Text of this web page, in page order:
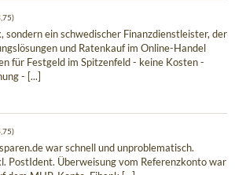
sondern ein schwedischer Finanzdienstleister, der
und Ratenkauf im Online-Handel
für Festgeld im Spitzenfeld - keine Kosten -
- [...]
war schnell und unproblematisch.
PostIdent. Überweisung vom Referenzkonto war